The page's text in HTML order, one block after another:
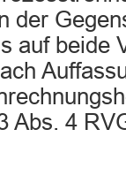
der
auf beide
Abs. 4